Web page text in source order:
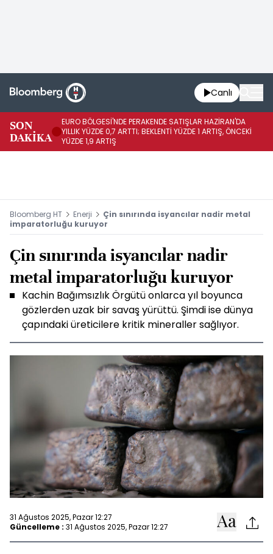
Canlı
SON
DAKİKA
EURO BÖLGESİ'NDE PERAKENDE SATIŞLAR HAZİRAN'DA
YILLIK YÜZDE 0,7 ARTTI; BEKLENTİ YÜZDE 1 ARTIŞ, ÖNCEKİ
YÜZDE 1,9 ARTIŞ
Bloomberg HT Enerji
Çin sınırında isyancılar nadir metal
imparatorluğu kuruyor
Çin sınırında isyancılar nadir
metal imparatorluğu kuruyor
Kachin Bağımsızlık Örgütü onlarca yıl boyunca
gözlerden uzak bir savaş yürüttü. Şimdi ise dünya
çapındaki üreticilere kritik mineraller sağlıyor.
31 Ağustos 2025, Pazar 12:27
Güncelleme : 31 Ağustos 2025, Pazar 12:27